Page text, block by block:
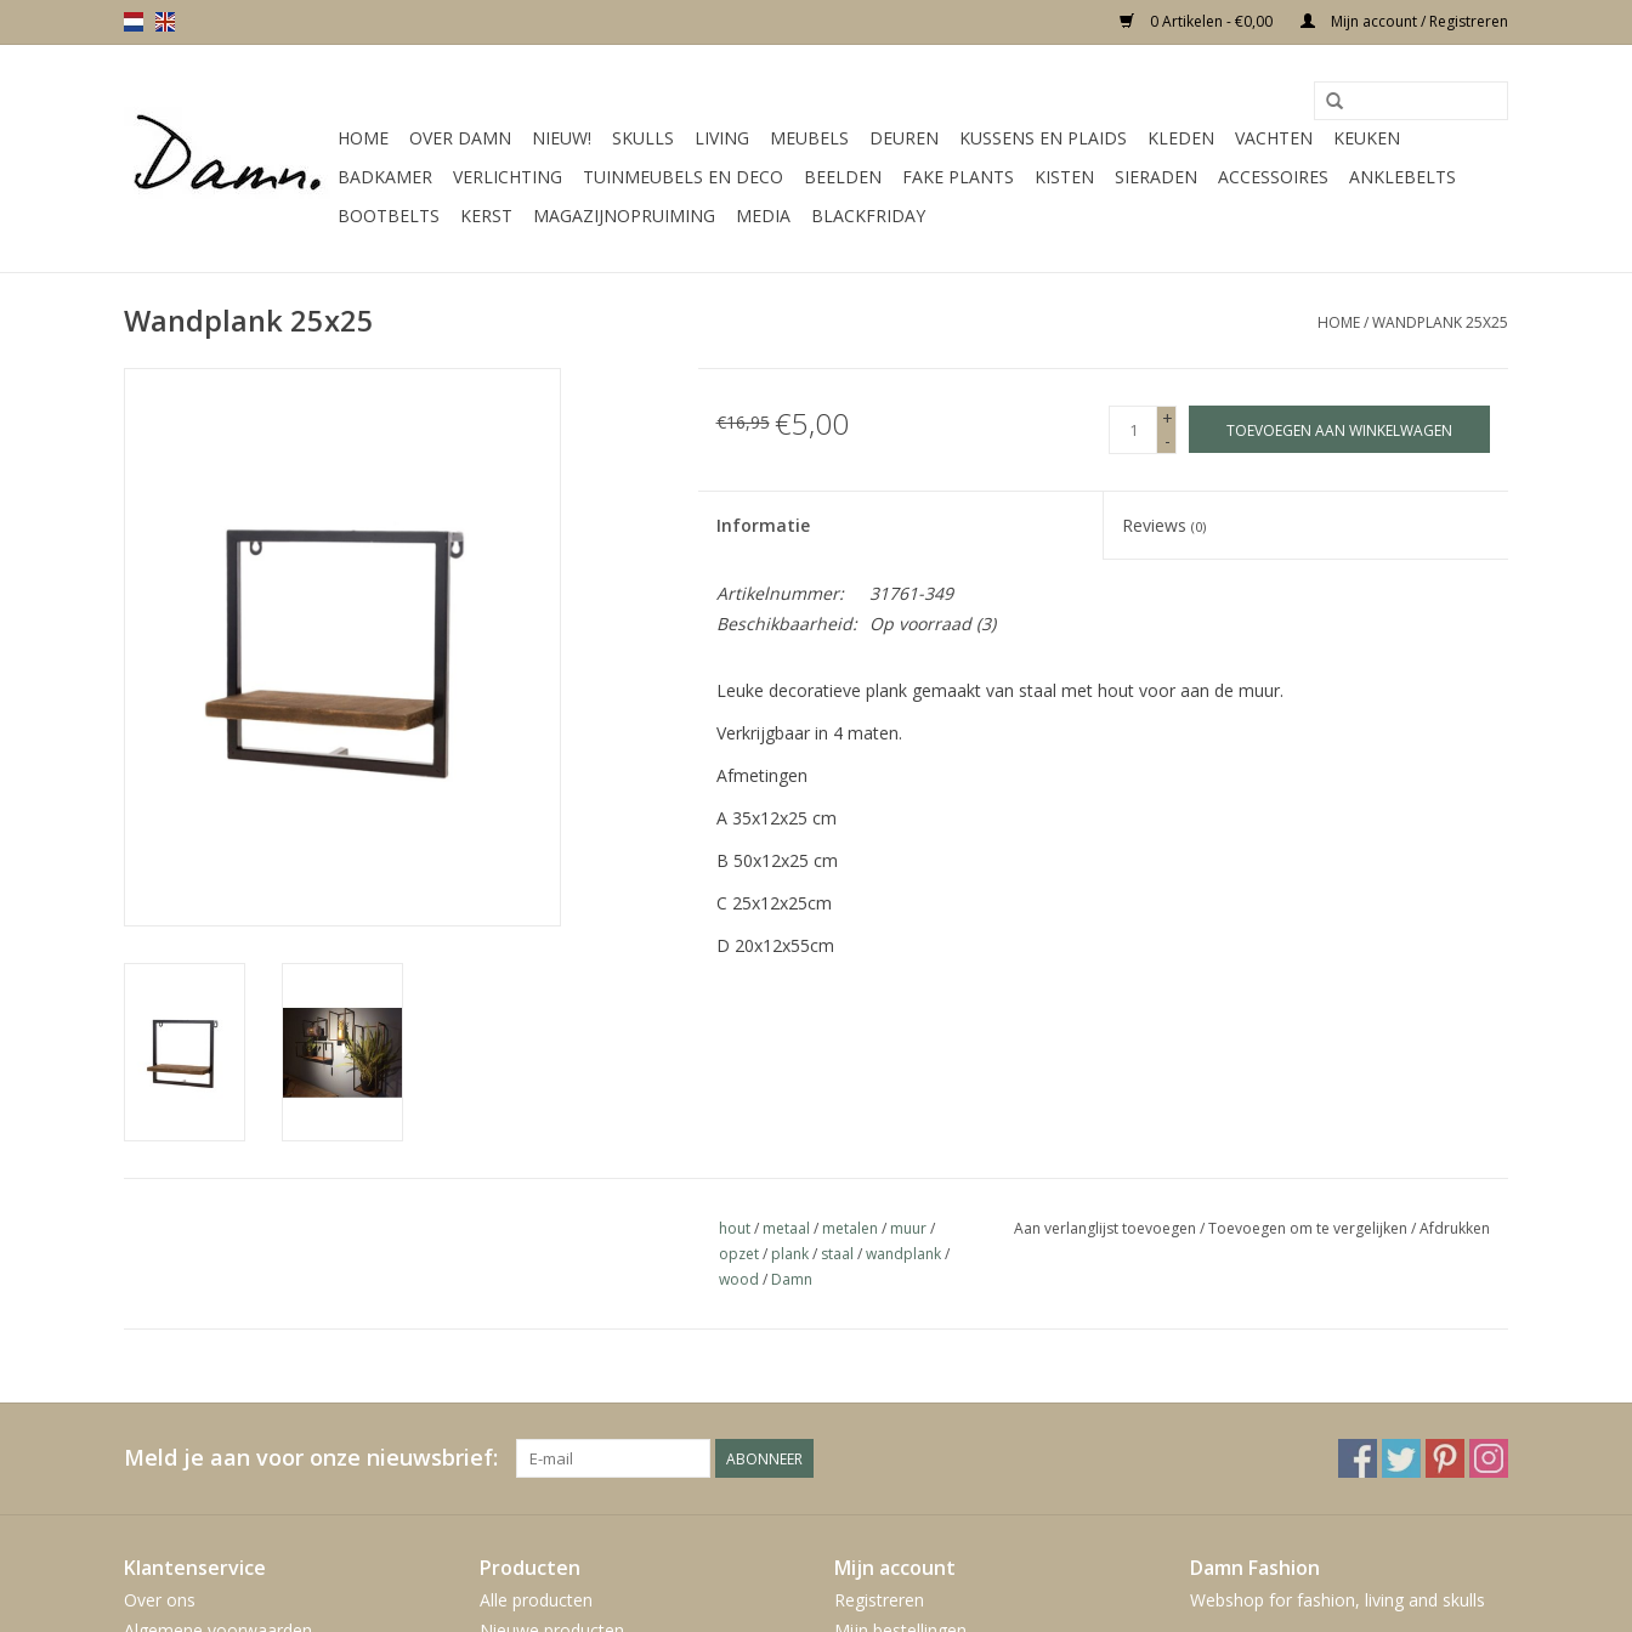
0 Artikelen - €0,00 Mijn account / Registreren
HOME OVER DAMN NIEUW! SKULLS LIVING MEUBELS DEUREN KUSSENS EN PLAIDS KLEDEN VACHTEN
KEUKEN
BADKAMER
VERLICHTING TUINMEUBELS EN DECO BEELDEN FAKE PLANTS KISTEN SIERADEN ACCESSOIRES
ANKLEBELTS
BOOTBELTS
KERST MAGAZIJNOPRUIMING MEDIA BLACKFRIDAY
Wandplank 25x25 HOME/WANDPLANK 25X25
€16,95 €5,00
+
-
TOEVOEGEN AAN WINKELWAGEN
Informatie Reviews(0)
Artikelnummer:
31761-349
Beschikbaarheid:
Op voorraad(3)
Leuke decoratieve plank gemaakt van staal met hout voor aan de muur.
Verkrijgbaar in 4 maten.
Afmetingen
A 35x12x25 cm
B 50x12x25 cm
C 25x12x25cm
D 20x12x55cm
hout/ metaal / metalen / muur/
opzet/ plank/ staal /wandplank/
wood / Damn
Aan verlanglijst toevoegen /Toevoegen om te vergelijken /Afdrukken
Meld je aan voor onze nieuwsbrief: ABONNEER
Klantenservice
Over ons
Producten
Alle producten
Mijn account
Registreren
Damn Fashion
Webshop for fashion, living and skulls